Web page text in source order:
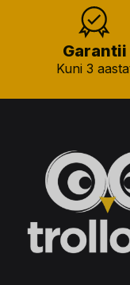
Garantii
Kuni 3